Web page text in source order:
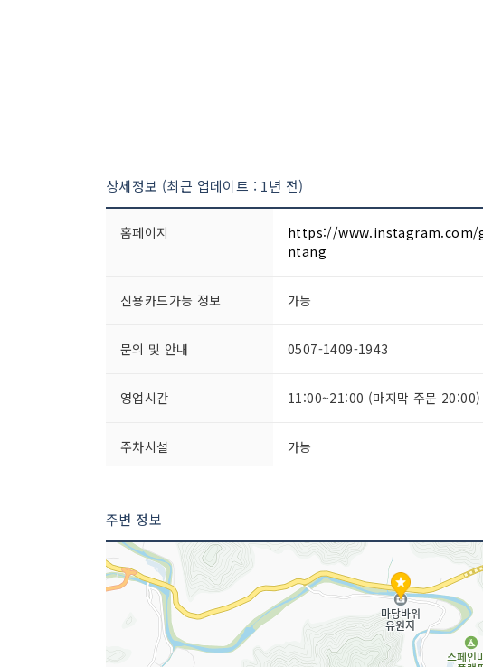
상세정보 (최근 업데이트 : 1년 전)
홈페이지
https://www.instagram.com/
ntang
신용카드가능 정보 가능
문의 및 안내 0507-1409-1943
영업시간 11:00~21:00 (마지막 주문 20:00)
주차시설 가능
인허가번호 20020377162
주변 정보